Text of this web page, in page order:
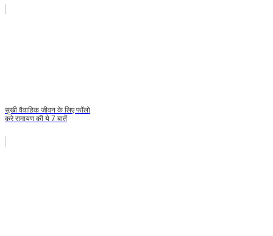
सुखी वैवाहिक जीवन के लिए फॉलो
करे रामायण की ये 7 बातें